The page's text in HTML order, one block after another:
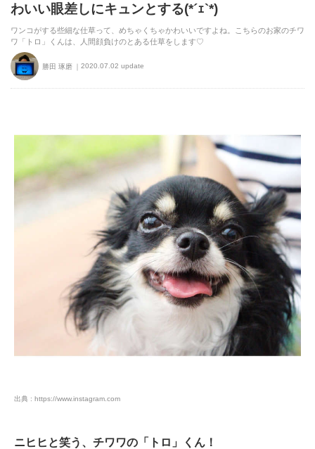
わいい眼差しにキュンとする(*´ｪ`*)
ワンコがする些細な仕草って、めちゃくちゃかわいいですよね。こちらのお家のチワ
ワ「トロ」くんは、人間顔負けのとある仕草をします♡
勝田 琢磨 2020.07.02 update
出典 : https://www.instagram.com
ニヒヒと笑う、チワワの「トロ」くん！